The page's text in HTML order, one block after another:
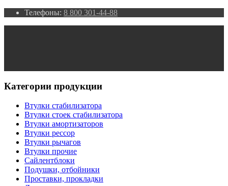
Телефоны: 8 800 301-44-88
Категории продукции
Втулки стабилизатора
Втулки стоек стабилизатора
Втулки амортизаторов
Втулки рессор
Втулки рычагов
Втулки прочие
Сайлентблоки
Подушки, отбойники
Проставки, прокладки